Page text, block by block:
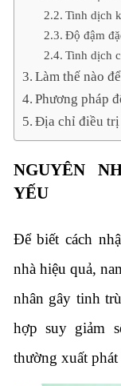
Tinh dịch
Độ đậm
Tinh dịch
Làm thế nào
Phương pháp
Địa chỉ điều
NGUYÊN
YẾU
Để biết cách
nhà hiệu quả,
nhân gây tinh
hợp suy giảm
thường xuất phát